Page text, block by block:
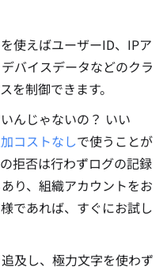
を使えばユーザーID、IPア
バイスデータなどのクラ
を制御できます。
んじゃないの？ いい
コストなしで使うことが
拒否は行わずログの記録
り、組織アカウントをお
であれば、すぐにお試し
及し、極力文字を使わず